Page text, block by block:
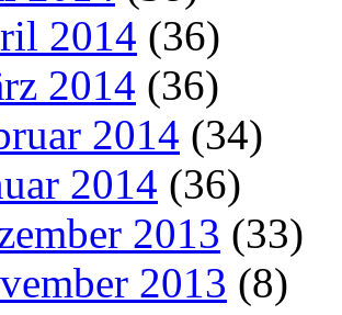
2014 (36)
2014 (36)
2014 (34)
2014 (36)
2013 (33)
2013 (8)